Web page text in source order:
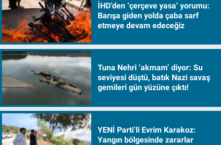
İHD’den ‘çerçeve yasa’ yorumu:
Barışa giden yolda çaba sarf
etmeye devam edeceğiz
Tuna Nehri ‘akmam’ diyor: Su
seviyesi düştü, batık Nazi savaş
gemileri gün yüzüne çıktı!
YENİ Parti’li Evrim Karakoz:
Yangın bölgesinde zararlar